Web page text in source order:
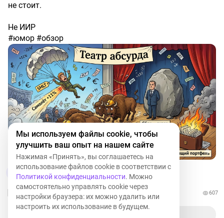
не стоит.
Не ИИР
#юмор #обзор
607
Мы используем файлы cookie, чтобы
улучшить ваш опыт на нашем сайте
Нажимая «Принять», вы соглашаетесь на
использование файлов cookie в соответствии с
Политикой конфиденциальности. Можно
самостоятельно управлять cookie через
настройки браузера: их можно удалить или
настроить их использование в будущем.